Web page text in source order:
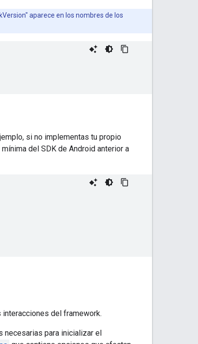
aparece en los nombres de los
si no implementas tu propio
del SDK de Android anterior a
interacciones del framework.
necesarias para inicializar el